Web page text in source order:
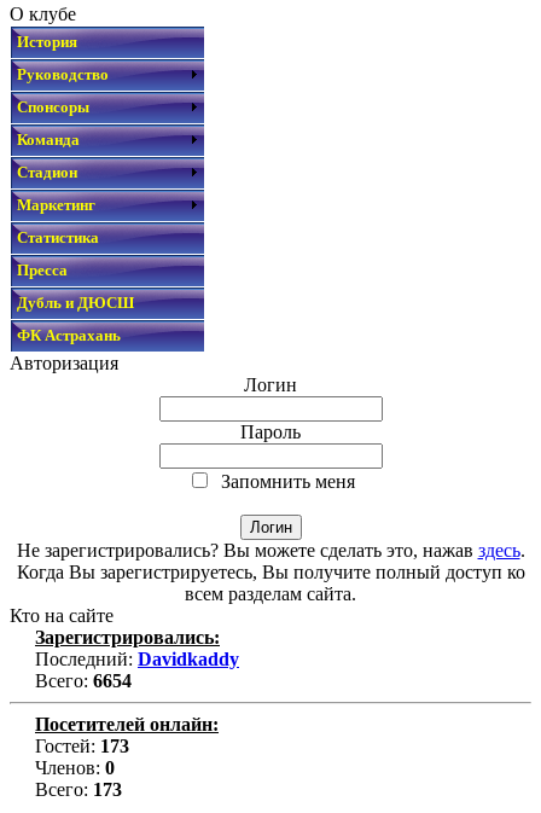
О клубе
История
Руководство
Спонсоры
Команда
Стадион
Маркетинг
Статистика
Пресса
Дубль и ДЮСШ
ФК Астрахань
Авторизация
Логин
Пароль
Запомнить меня
Не зарегистрировались? Вы можете сделать это, нажав здесь.
Когда Вы зарегистрируетесь, Вы получите полный доступ ко
всем разделам сайта.
Кто на сайте
Зарегистрировались:
Последний: Davidkaddy
Всего: 6654
Посетителей онлайн:
Гостей: 173
Членов: 0
Всего: 173